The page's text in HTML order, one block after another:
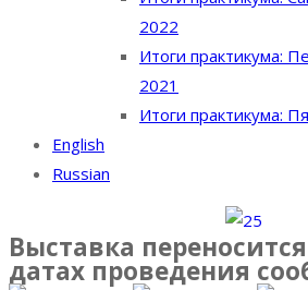
2022
Итоги практикума:
2021
Итоги практикума:
English
Russian
Выставка
датах проведения